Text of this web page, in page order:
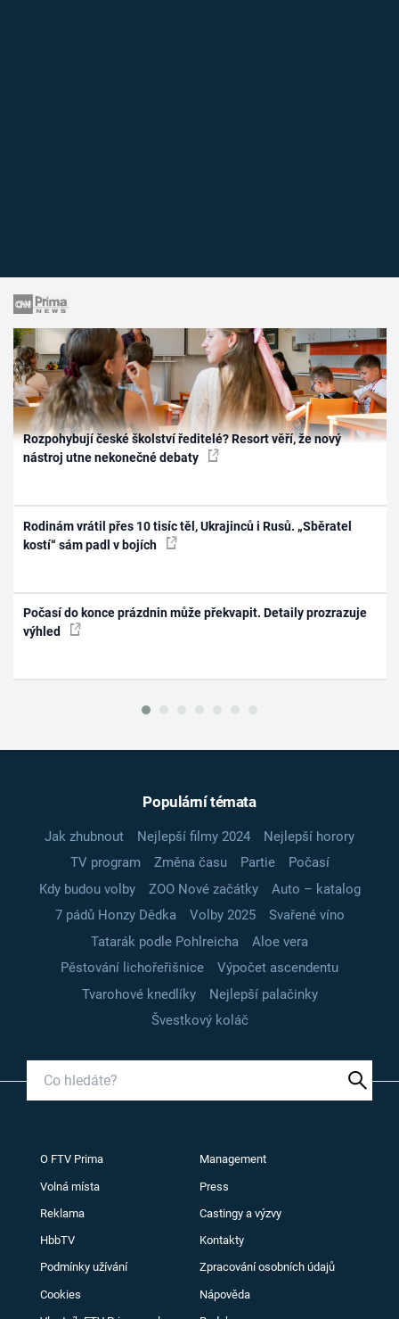
Rozpohybují české školství ředitelé? Resort věří, že nový
nástroj utne nekonečné debaty
Rodinám vrátil přes 10 tisíc těl, Ukrajinců i Rusů. „Sběratel
kostí“ sám padl v bojích
Počasí do konce prázdnin může překvapit. Detaily prozrazuje
výhled
Populární témata
Jak zhubnout Nejlepší filmy 2024
Nejlepší horory
TV program
Změna času Partie
Počasí
Kdy budou volby
ZOO Nové začátky
Auto – katalog
7 pádů Honzy Dědka
Volby 2025
Svařené víno
Tatarák podle Pohlreicha
Aloe vera
Pěstování lichořeřišnice
Výpočet ascendentu
Tvarohové knedlíky
Nejlepší palačinky
Švestkový koláč
O FTV Prima Management
Volná místa Press
Reklama Castingy a výzvy
HbbTV Kontakty
Podmínky užívání Zpracování osobních údajů
Cookies Nápověda